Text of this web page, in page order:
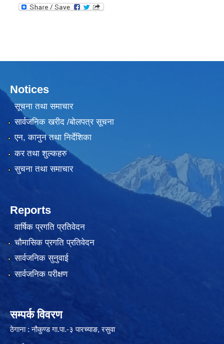
Notices
सूचना तथा समाचार
सार्वजनिक खरीद /बोलपत्र सूचना
एन, कानुन तथा निर्देशिका
कर तथा शुल्कहरु
सुचना तथा समाचार
Reports
वार्षिक प्रगति प्रतिवेदन
चौमासिक प्रगति प्रतिवेदन
सार्वजनिक सुनुवाई
सार्वजनिक परीक्षण
सम्पर्क विवरण
ठेगाना : नौकुण्ड गा.पा.-३ पारच्याङ, रसुवा